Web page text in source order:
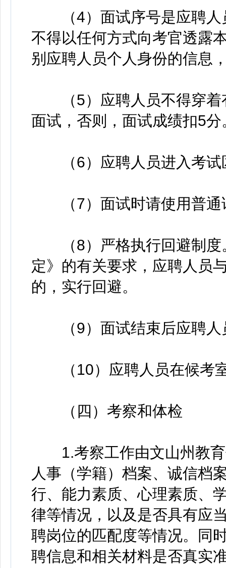
（4）面试序号是应聘人
不得以任何方式向考官透露
别应聘人员个人身份的信息
（5）应聘人员不得穿着
面试，否则，面试成绩扣5分
（6）应聘人员进入考试
（7）面试时请使用普通
（8）严格执行回避制度
定》的有关要求，应聘人员
的，实行回避。
（9）面试结束后应聘人
（10）应聘人员在候考室
（四）考察和体检
1.考察工作由文山州教育
人事（学籍）档案、诚信档
行、能力素质、心理素质、
律等情况，以及是否具有应
聘岗位的匹配度等情况。同
聘信息和相关材料是否真实